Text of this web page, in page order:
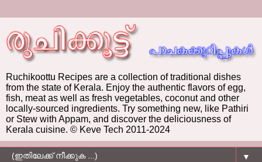
Ruchikoottu Recipes are a collection of traditional dishes
from the state of Kerala. Enjoy the authentic flavors of egg,
fish, meat as well as fresh vegetables, coconut and other
locally-sourced ingredients. Try something new, like Pathiri
or Stew with Appam, and discover the deliciousness of
Kerala cuisine. © Keve Tech 2011-2024
▼